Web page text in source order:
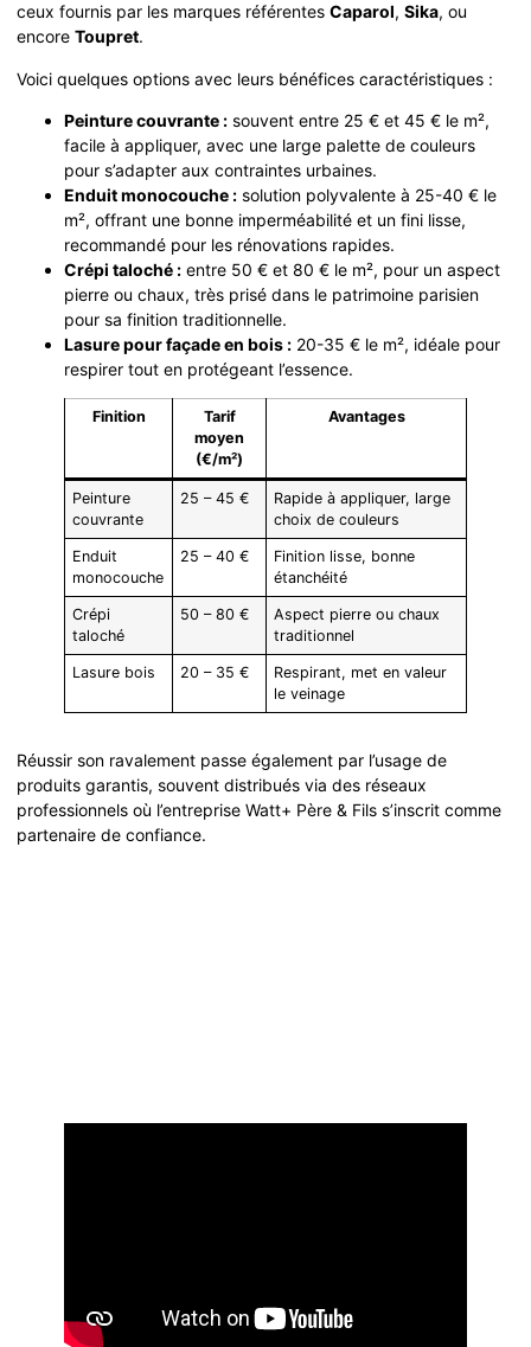
ceux fournis par les marques référentes Caparol, Sika, ou
encore Toupret.
Voici quelques options avec leurs bénéfices caractéristiques :
Peinture couvrante : souvent entre 25 € et 45 € le m²,
facile à appliquer, avec une large palette de couleurs
pour s’adapter aux contraintes urbaines.
Enduit monocouche : solution polyvalente à 25-40 € le
m², offrant une bonne imperméabilité et un fini lisse,
recommandé pour les rénovations rapides.
Crépi taloché : entre 50 € et 80 € le m², pour un aspect
pierre ou chaux, très prisé dans le patrimoine parisien
pour sa finition traditionnelle.
Lasure pour façade en bois : 20-35 € le m², idéale pour
respirer tout en protégeant l’essence.
Finition
Tarif
moyen
(€/m²)
Avantages
Peinture
couvrante
25 – 45 €
Rapide à appliquer, large
choix de couleurs
Enduit
monocouche
25 – 40 €
Finition lisse, bonne
étanchéité
Crépi
taloché
50 – 80 €
Aspect pierre ou chaux
traditionnel
Lasure bois 20 – 35 €
Respirant, met en valeur
le veinage
Réussir son ravalement passe également par l’usage de
produits garantis, souvent distribués via des réseaux
professionnels où l’entreprise Watt+ Père & Fils s’inscrit comme
partenaire de confiance.